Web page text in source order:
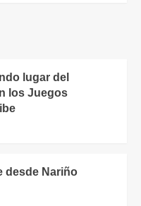
lugar del
los Juegos
desde Nariño